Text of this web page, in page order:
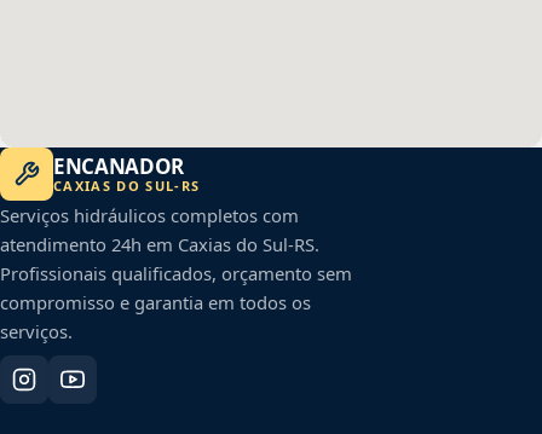
ENCANADOR
CAXIAS DO SUL- RS
Serviços hidráulicos completos com
atendimento 24h em Caxias do Sul-RS.
Profissionais qualificados, orçamento sem
compromisso e garantia em todos os
serviços.